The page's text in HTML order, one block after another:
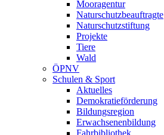
Mooragentur
Naturschutzbeauftragte
Naturschutzstiftung
Projekte
Tiere
Wald
ÖPNV
Schulen & Sport
Aktuelles
Demokratieförderung
Bildungsregion
Erwachsenenbildung
Fahrbibliothek